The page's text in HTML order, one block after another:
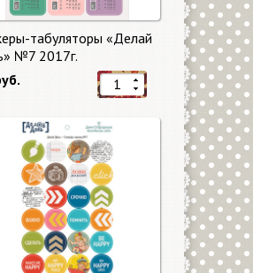
табуляторы «Делай
№7 2017г.